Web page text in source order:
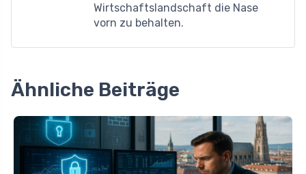
Wirtschaftslandschaft die Nase
vorn zu behalten.
Ähnliche Beiträge